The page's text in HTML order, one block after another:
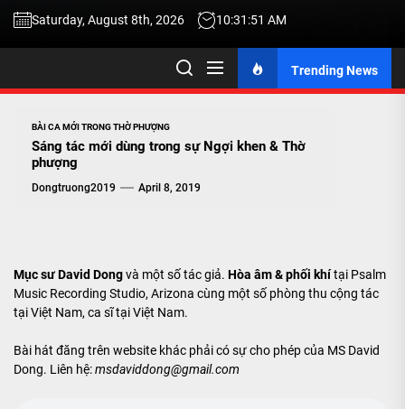
TALK
THRU
Saturday, August 8th, 2026
10:31:51 AM
Trending News
BÀI CA MỚI TRONG THỜ PHƯỢNG
Sáng tác mới dùng trong sự Ngợi khen & Thờ
phượng
Dongtruong2019 April 8, 2019
Mục sư David Dongvà một số tác giả. Hòa âm & phối khítại Psalm
Music Recording Studio, Arizona cùng một số phòng thu cộng tác
tại Việt Nam, ca sĩ tại Việt Nam.
Bài hát đăng trên website khác phải có sự cho phép của MS David
Dong. Liên hệ:msdaviddong@gmail.com